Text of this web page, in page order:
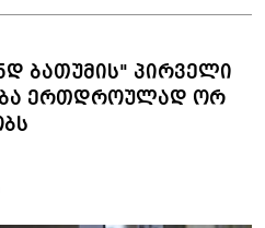
ბათუმის" პირველი
ერთდროულად ორ